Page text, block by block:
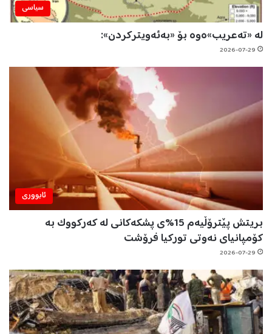
سیاسی
لە «تەعریب»ەوە بۆ «بەئەویترکردن»:
2026-07-29
ئابووری
بریتش پێترۆڵیەم 15%ی پشکەکانی لە کەرکووک بە
کۆمپانیای نەوتی تورکیا فرۆشت
2026-07-29